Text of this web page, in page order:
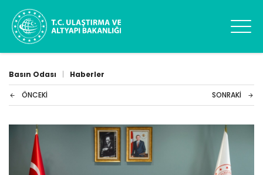
Basın Odası | Haberler
ÖNCEKI SONRAKI